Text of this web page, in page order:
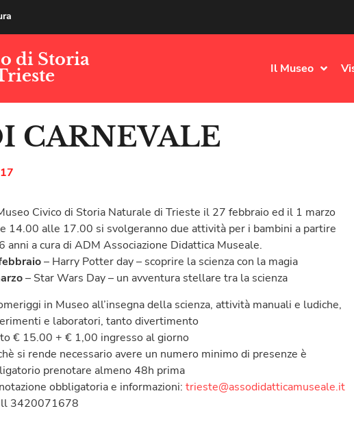
di Storia
Il Museo
CARNEVALE
Civico di Storia Naturale di Trieste il 27 febbraio ed il 1 marzo
14.00 alle 17.00 si svolgeranno due attività per i bambini a partire
anni a cura di ADM Associazione Didattica Museale.
– Harry Potter day – scoprire la scienza con la magia
– Star Wars Day – un avventura stellare tra la scienza
in Museo all’insegna della scienza, attività manuali e ludiche,
e laboratori, tanto divertimento
€ 15.00 + € 1,00 ingresso al giorno
si rende necessario avere un numero minimo di presenze è
prenotare almeno 48h prima
obbligatoria e informazioni: trieste@assodidatticamuseale.it
3420071678